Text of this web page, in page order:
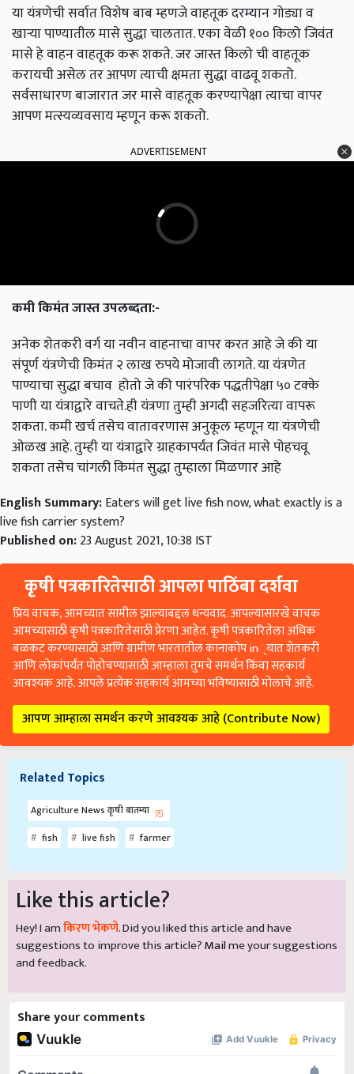
या यंत्रणेची सर्वात विशेष बाब म्हणजे वाहतूक दरम्यान गोड्या व
खाऱ्या पाण्यातील मासे सुद्धा चालतात. एका वेळी १०० किलो जिवंत
मासे हे वाहन वाहतूक करू शकते. जर जास्त किलो ची वाहतूक
करायची असेल तर आपण त्याची क्षमता सुद्धा वाढवू शकतो.
सर्वसाधारण बाजारात जर मासे वाहतूक करण्यापेक्षा त्याचा वापर
आपण मत्स्यव्यवसाय म्हणून करू शकतो.
ADVERTISEMENT
कमी किमंत जास्त उपलब्दता:-
अनेक शेतकरी वर्ग या नवीन वाहनाचा वापर करत आहे जे की या
संपूर्ण यंत्रणेची किमंत २ लाख रुपये मोजावी लागते. या यंत्रणेत
पाण्याचा सुद्धा बचाव होतो जे की पारंपरिक पद्धतीपेक्षा ५० टक्के
पाणी या यंत्राद्वारे वाचते.ही यंत्रणा तुम्ही अगदी सहजरित्या वापरू
शकता. कमी खर्च तसेच वातावरणास अनुकूल म्हणून या यंत्रणेची
ओळख आहे. तुम्ही या यंत्राद्वारे ग्राहकापर्यंत जिवंत मासे पोहचवू
शकता तसेच चांगली किमंत सुद्धा तुम्हाला मिळणार आहे
English Summary:Eaters will get live fish now, what exactly is a
live fish carrier system?
Published on:23 August 2021, 10:38 IST
कृषी पत्रकारितेसाठी आपला पाठिंबा दर्शवा
प्रिय वाचक, आमच्यात सामील झाल्याबद्दल धन्यवाद. आपल्यासारखे वाचक
आमच्यासाठी कृषी पत्रकारितेसाठी प्रेरणा आहेत. कृषी पत्रकारितेला अधिक
बळकट करण्यासाठी आणि ग्रामीण भारतातील कानाकोप in्यात शेतकरी
आणि लोकांपर्यंत पोहोचण्यासाठी आम्हाला तुमचे समर्थन किंवा सहकार्य
आवश्यक आहे. आपले प्रत्येक सहकार्य आमच्या भविष्यासाठी मोलाचे आहे.
आपण आम्हाला समर्थन करणे आवश्यक आहे (Contribute Now)
Related Topics
Agriculture News कृषी बातम्या
fish
live fish farmer
Like this article?
Hey! I amकिरण भेकणे. Did you liked this article and have
suggestions to improve this article?Mailme your suggestions
and feedback.
Share your comments